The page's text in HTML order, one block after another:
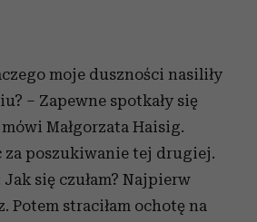
moje duszności nasiliły
– Zapewne spotkały się
Małgorzata Haisig.
za poszukiwanie tej drugiej.
się czułam? Najpierw
Potem straciłam ochotę na